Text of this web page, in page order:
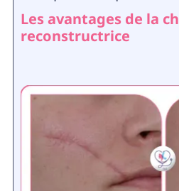
Les avantages de la
reconstructrice